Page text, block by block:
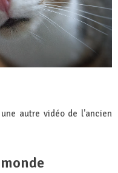
autre vidéo de l'ancien